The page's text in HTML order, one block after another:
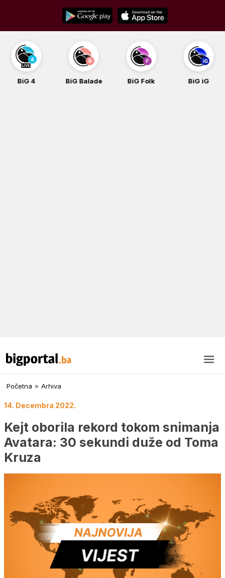
content
BiG 4 BiG Balade BiG Folk BiG iG
Početna » Arhiva
14. Decembra 2022.
Kejt oborila rekord tokom snimanja
Avatara: 30 sekundi duže od Toma
Kruza